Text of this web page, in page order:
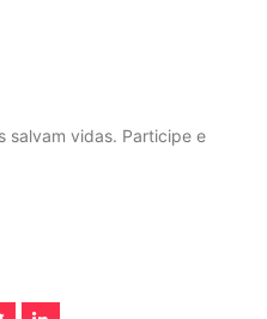
salvam vidas. Participe e